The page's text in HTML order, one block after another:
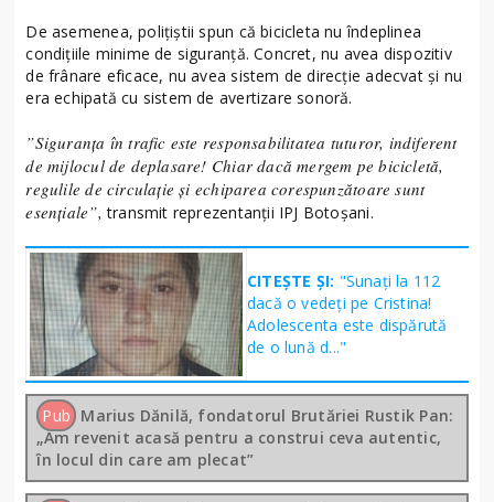
De asemenea, polițiștii spun că bicicleta nu îndeplinea
condițiile minime de siguranță. Concret, nu avea dispozitiv
de frânare eficace, nu avea sistem de direcție adecvat și nu
era echipată cu sistem de avertizare sonoră.
”Siguranța în trafic este responsabilitatea tuturor, indiferent
de mijlocul de deplasare! Chiar dacă mergem pe bicicletă,
regulile de circulație și echiparea corespunzătoare sunt
esențiale”, transmit reprezentanții IPJ Botoșani.
CITEȘTE ȘI: "Sunați la 112
dacă o vedeți pe Cristina!
Adolescenta este dispărută
de o lună d..."
Pub Marius Dănilă, fondatorul Brutăriei Rustik Pan:
„Am revenit acasă pentru a construi ceva autentic,
în locul din care am plecat”